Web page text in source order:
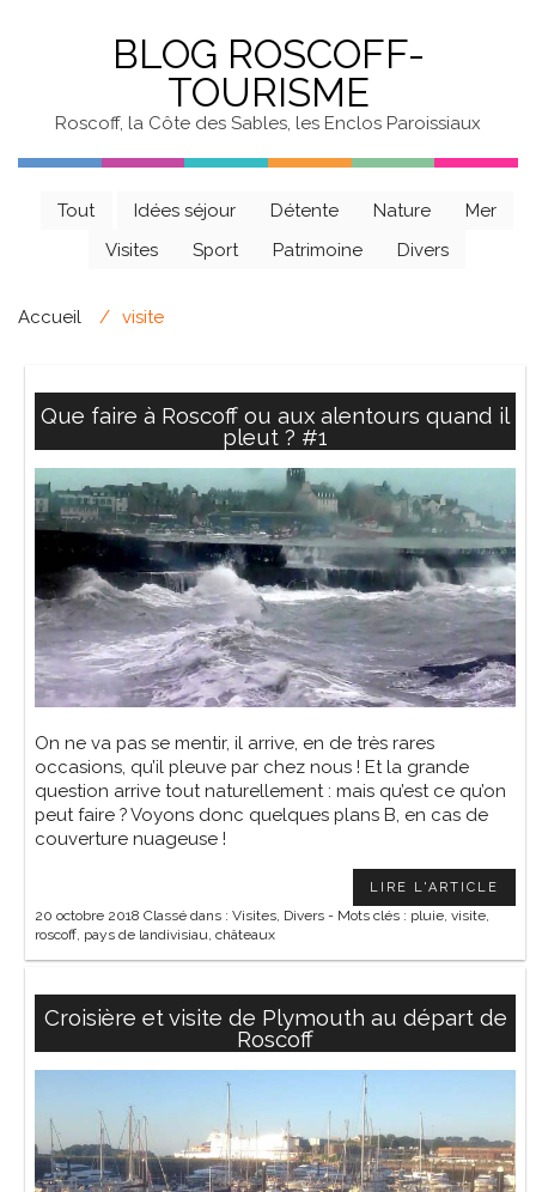
BLOG ROSCOFF-
TOURISME
Roscoff, la Côte des Sables, les Enclos Paroissiaux
Tout Idées séjour Détente Nature
Mer
Visites
Sport Patrimoine Divers
Accueil visite
Que faire à Roscoff ou aux alentours quand il
pleut ? #1
On ne va pas se mentir, il arrive, en de très rares
occasions, qu’il pleuve par chez nous ! Et la grande
question arrive tout naturellement : mais qu’est ce qu’on
peut faire ? Voyons donc quelques plans B, en cas de
couverture nuageuse !
LIRE L'ARTICLE
20 octobre 2018 Classé dans : Visites, Divers- Mots clés : pluie, visite,
roscoff, pays de landivisiau châteaux
Croisière et visite de Plymouth au départ de
Roscoff